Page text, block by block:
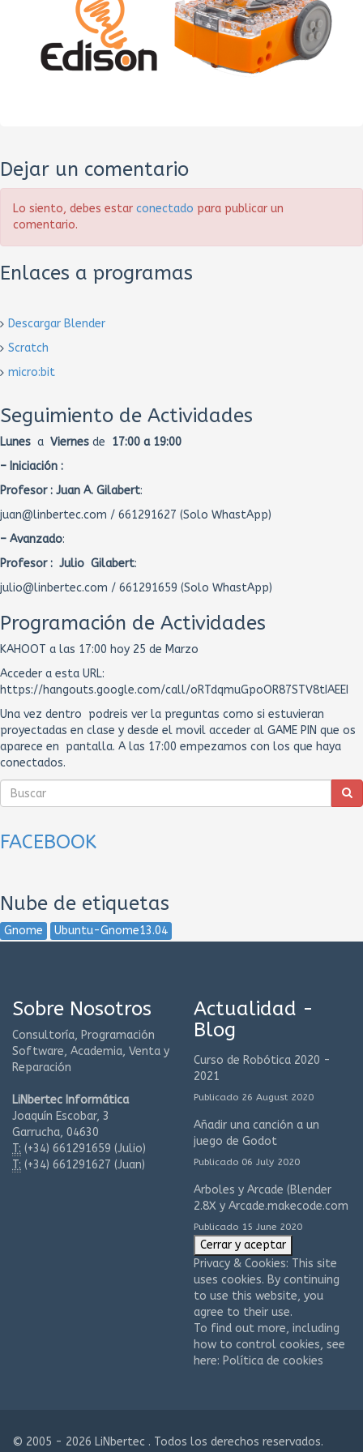
Dejar un comentario
Lo siento, debes estar conectado para publicar un
comentario.
Enlaces a programas
Descargar Blender
Scratch
micro:bit
Seguimiento de Actividades
Lunes a Viernes de 17:00 a 19:00
– Iniciación :
Profesor : Juan A. Gilabert:
juan@linbertec.com / 661291627 (Solo WhastApp)
– Avanzado:
Profesor : Julio Gilabert:
julio@linbertec.com / 661291659 (Solo WhastApp)
Programación de Actividades
KAHOOT a las 17:00 hoy 25 de Marzo
Acceder a esta URL:
https://hangouts.google.com/call/oRTdqmuGpoOR87STV8tIAEEI
Una vez dentro podreis ver la preguntas como si estuvieran
proyectadas en clase y desde el movil acceder al GAME PIN que os
aparece en pantalla. A las 17:00 empezamos con los que haya
conectados.
FACEBOOK
Nube de etiquetas
Gnome Ubuntu-Gnome13.04
Sobre Nosotros
Consultoría, Programación
Software, Academia, Venta y
Reparación
LiNbertec Informática
Joaquín Escobar, 3
Garrucha, 04630
T: (+34) 661291659 (Julio)
T: (+34) 661291627 (Juan)
Actualidad -
Blog
Curso de Robótica 2020 -
2021
Publicado 26 August 2020
Añadir una canción a un
juego de Godot
Publicado 06 July 2020
Arboles y Arcade (Blender
2.8X y Arcade.makecode.com
Publicado 15 June 2020
Privacy & Cookies: This site
uses cookies. By continuing
to use this website, you
agree to their use.
To find out more, including
how to control cookies, see
here: Política de cookies
© 2005 - 2026 LiNbertec . Todos los derechos reservados.